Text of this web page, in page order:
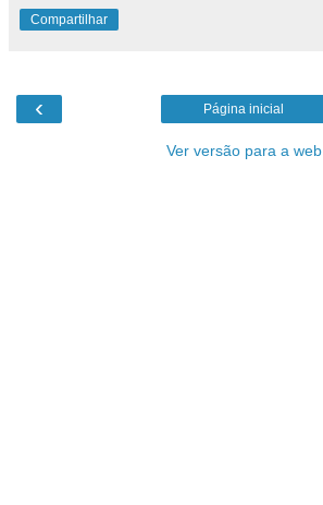
Compartilhar
‹ Página inicial
Ver versão para a web